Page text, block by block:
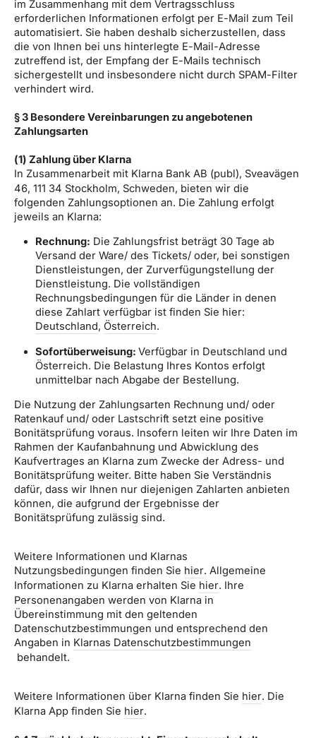
im Zusammenhang mit dem Vertragsschluss
erforderlichen Informationen erfolgt per E-Mail zum Teil
automatisiert. Sie haben deshalb sicherzustellen, dass
die von Ihnen bei uns hinterlegte E-Mail-Adresse
zutreffend ist, der Empfang der E-Mails technisch
sichergestellt und insbesondere nicht durch SPAM-Filter
verhindert wird.
§ 3 Besondere Vereinbarungen zu angebotenen
Zahlungsarten
(1) Zahlung über Klarna
In Zusammenarbeit mit Klarna Bank AB (publ), Sveavägen
46, 111 34 Stockholm, Schweden, bieten wir die
folgenden Zahlungsoptionen an. Die Zahlung erfolgt
jeweils an Klarna:
Rechnung: Die Zahlungsfrist beträgt 30 Tage ab
Versand der Ware/ des Tickets/ oder, bei sonstigen
Dienstleistungen, der Zurverfügungstellung der
Dienstleistung. Die vollständigen
Rechnungsbedingungen für die Länder in denen
diese Zahlart verfügbar ist finden Sie hier:
Deutschland, Österreich.
Sofortüberweisung: Verfügbar in Deutschland und
Österreich. Die Belastung Ihres Kontos erfolgt
unmittelbar nach Abgabe der Bestellung.
Die Nutzung der Zahlungsarten Rechnung und/ oder
Ratenkauf und/ oder Lastschrift setzt eine positive
Bonitätsprüfung voraus. Insofern leiten wir Ihre Daten im
Rahmen der Kaufanbahnung und Abwicklung des
Kaufvertrages an Klarna zum Zwecke der Adress- und
Bonitätsprüfung weiter. Bitte haben Sie Verständnis
dafür, dass wir Ihnen nur diejenigen Zahlarten anbieten
können, die aufgrund der Ergebnisse der
Bonitätsprüfung zulässig sind.
Weitere Informationen und Klarnas
Nutzungsbedingungen finden Sie hier. Allgemeine
Informationen zu Klarna erhalten Sie hier. Ihre
Personenangaben werden von Klarna in
Übereinstimmung mit den geltenden
Datenschutzbestimmungen und entsprechend den
Angaben in Klarnas Datenschutzbestimmungen
behandelt.
Weitere Informationen über Klarna finden Sie hier. Die
Klarna App finden Sie hier.